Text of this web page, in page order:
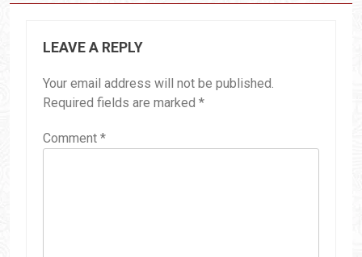
LEAVE A REPLY
Your email address will not be published.
Required fields are marked *
Comment *